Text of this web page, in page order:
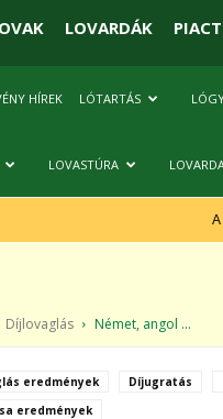
LOVARDÁK
HÍREK LÓTARTÁS
LOVASTÚRA
Díjlovaglás Német, angol ...
eredmények Díjugratás
eredmények